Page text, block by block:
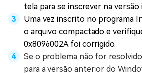
tela para se inscrever na versão
Uma vez inscrito no programa
o arquivo compactado e
0x8096002A foi corrigido.
Se o problema não for
para a versão anterior do